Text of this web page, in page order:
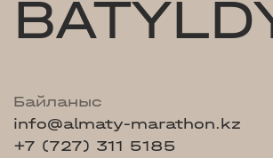
Байланыс
info@almaty-marathon.kz
+7 (727) 311 5185